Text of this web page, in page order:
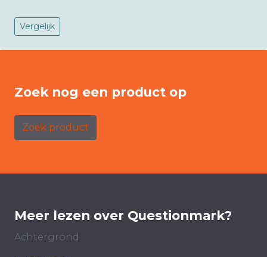
Vergelijk
Zoek nog een product op
Zoek product
Meer lezen over Questionmark?
Achtergrond